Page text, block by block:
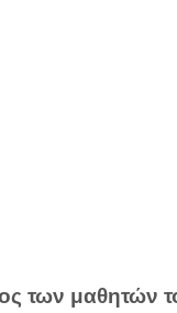
των μαθητών